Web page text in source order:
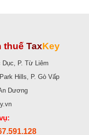
thuế TaxKey
P. Từ Liêm
Hills, P. Gò Vấp
Dương